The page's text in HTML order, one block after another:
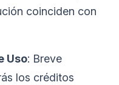
coinciden con
Uso: Breve
los créditos